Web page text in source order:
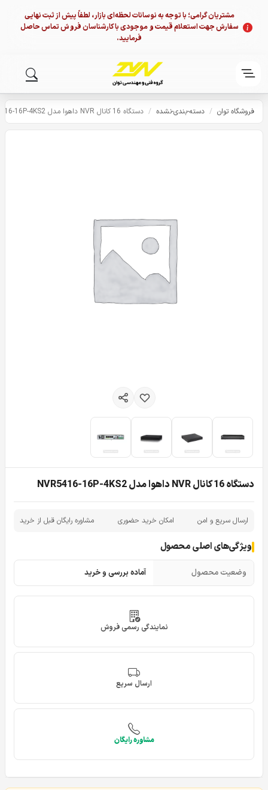
مشتریان گرامی؛ با توجه به نوسانات لحظه‌ای بازار، لطفاً پیش از ثبت نهایی
سفارش جهت استعلام قیمت و موجودی با کارشناسان فروش تماس حاصل
فرمایید.
فروشگاه توان / دسته-بندی-نشده / دستگاه 16 کانال NVR داهوا مدل NVR5416-16P-4KS2
دستگاه 16 کانال NVR داهوا مدل NVR5416-16P-4KS2
ارسال سریع و امن امکان خرید حضوری مشاوره رایگان قبل از خرید
ویژگی‌های اصلی محصول
وضعیت محصول آماده بررسی و خرید
نمایندگی رسمی فروش
ارسال سریع
مشاوره رایگان